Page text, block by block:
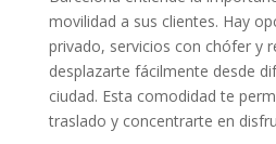
movilidad a sus clientes. Hay
privado, servicios con chófer y
desplazarte fácilmente desde
ciudad. Esta comodidad te
traslado y concentrarte en